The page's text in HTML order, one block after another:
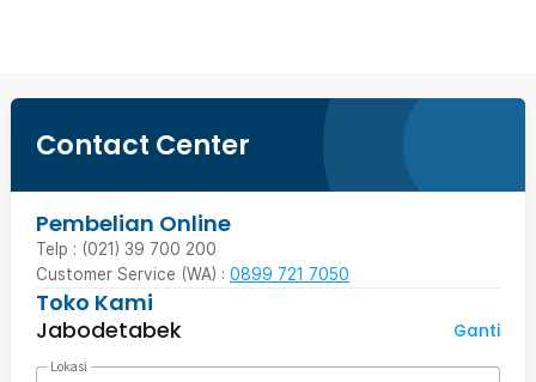
Contact Center
Pembelian Online
Telp : (021) 39 700 200
Customer Service (WA) : 0899 721 7050
Toko Kami
Jabodetabek
Ganti
Lokasi